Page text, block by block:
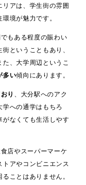
アは、学生街の雰囲
境が魅力です。
もある程度の賑わい
ということもあり、
、大学周辺というこ
多い傾向にあります。
り 、大分駅へのアク
への通学はもちろ
なくても生活しやす
店やスーパーマーケ
トアやコンビニエンス
ことはありません。